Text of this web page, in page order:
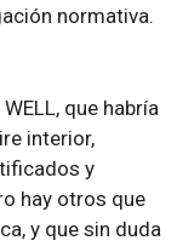
normativa.
que habría
interior,
y
hay otros que
y que sin duda